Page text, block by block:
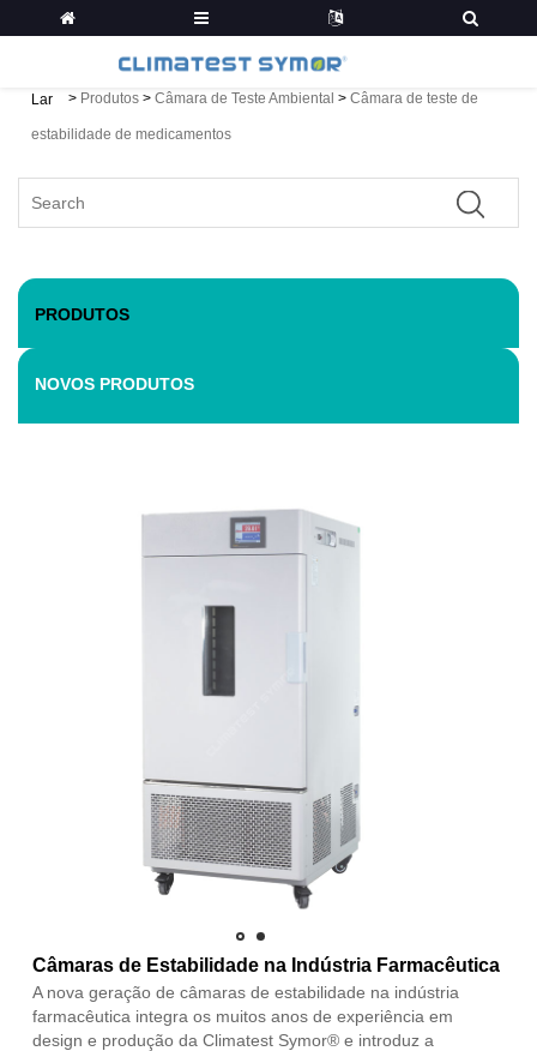
Lar > Produtos > Câmara de Teste Ambiental > Câmara de teste de
estabilidade de medicamentos
PRODUTOS
NOVOS PRODUTOS
Câmaras de Estabilidade na Indústria Farmacêutica
A nova geração de câmaras de estabilidade na indústria
farmacêutica integra os muitos anos de experiência em
design e produção da Climatest Symor® e introduz a